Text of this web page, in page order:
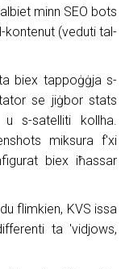
minn SEO bots
kontenut (veduti tal-
biex tappoġġja s-
se jiġbor stats
u s-satelliti kollha.
miksura f'xi
biex iħassar
flimkien, KVS issa
ta 'vidjows,